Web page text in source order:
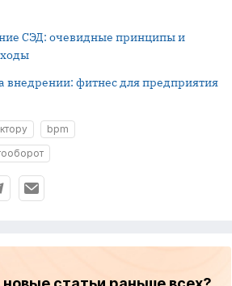
СЭД: очевидные принципы и
внедрении: фитнес для предприятия
bpm